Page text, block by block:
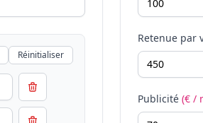
Réinitialiser
Retenue par
Publicité (€ /